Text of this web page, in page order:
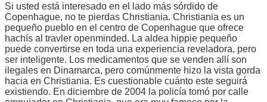
Si usted está interesado en el lado más sórdido de
Copenhague, no te pierdas Christiania. Christiania es un
pequeño pueblo en el centro de Copenhague que ofrece
hachís al travler openminded. La aldea hippie pequeño
puede convertirse en toda una experiencia reveladora, pero
ser inteligente. Los medicamentos que se venden allí son
ilegales en Dinamarca, pero comúnmente hizo la vista gorda
hacia en Christiania. Es cuestionable cuánto este seguirá
existiendo. En diciembre de 2004 la policía tomó por calle